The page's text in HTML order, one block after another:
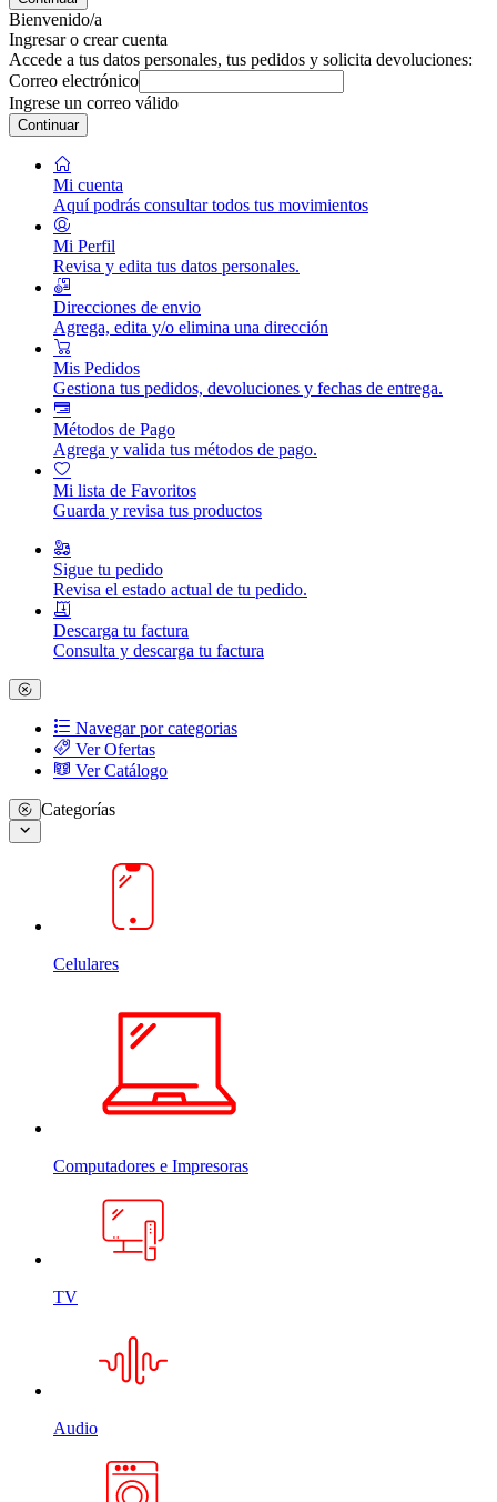
Bienvenido/a
Ingresar o crear cuenta
Accede a tus datos personales, tus pedidos y solicita devoluciones:
Correo electrónico
Ingrese un correo válido
Continuar
Mi cuenta
Aquí podrás consultar todos tus movimientos
Mi Perfil
Revisa y edita tus datos personales.
Direcciones de envio
Agrega, edita y/o elimina una dirección
Mis Pedidos
Gestiona tus pedidos, devoluciones y fechas de entrega.
Métodos de Pago
Agrega y valida tus métodos de pago.
Mi lista de Favoritos
Guarda y revisa tus productos
Sigue tu pedido
Revisa el estado actual de tu pedido.
Descarga tu factura
Consulta y descarga tu factura
Navegar por categorias
Ver Ofertas
Ver Catálogo
Categorías
Celulares
Computadores e Impresoras
TV
Audio